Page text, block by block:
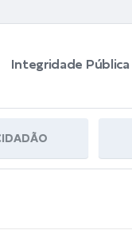
Integridade Pública